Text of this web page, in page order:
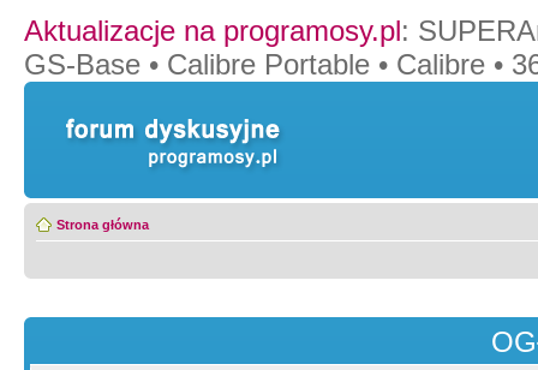
Aktualizacje na programosy.pl:
GS-Base • Calibre Portable • Calibre •
Strona główna